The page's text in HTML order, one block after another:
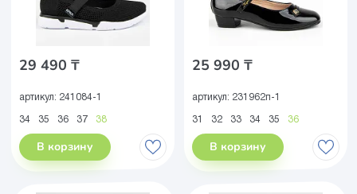
29 490 ₸
артикул: 241084-1
34 35 36 37 38
В корзину
25 990 ₸
артикул: 231962п-1
31 32 33 34 35 36
В корзину